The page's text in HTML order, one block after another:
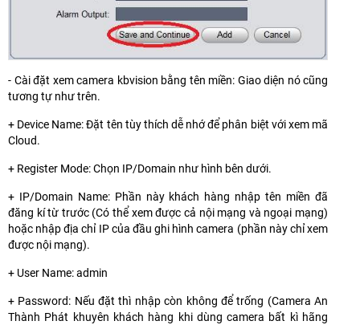
- Cài đặt xem camera kbvision bằng tên miền: Giao diện nó cũng
tương tự như trên.
+ Device Name: Đặt tên tùy thích dễ nhớ để phân biệt với xem mã
Cloud.
+ Register Mode: Chọn IP/Domain như hình bên dưới.
+ IP/Domain Name: Phần này khách hàng nhập tên miền đã
đăng kí từ trước (Có thể xem được cả nội mạng và ngoại mạng)
hoặc nhập địa chỉ IP của đầu ghi hình camera (phần này chỉ xem
được nội mạng).
+ User Name: admin
+ Password: Nếu đặt thì nhập còn không để trống (Camera An
Thành Phát khuyên khách hàng khi dùng camera bất kì hãng